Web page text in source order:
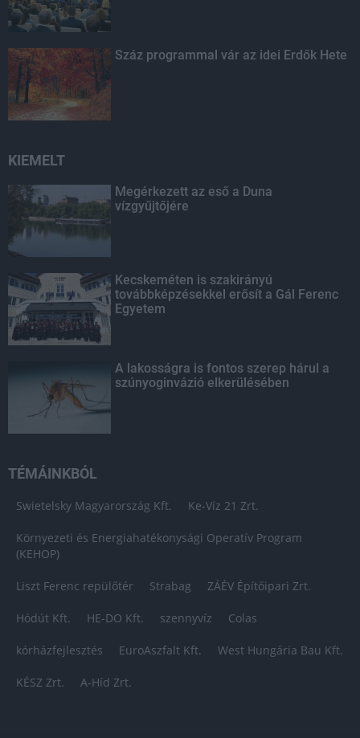
Száz programmal vár az idei Erdők Hete
KIEMELT
Megérkezett az eső a Duna
vízgyűjtőjére
Kecskeméten is szakirányú
továbbképzésekkel erősít a Gál Ferenc
Egyetem
A lakosságra is fontos szerep hárul a
szúnyoginvázió elkerülésében
TÉMÁINKBÓL
Swietelsky Magyarország Kft. Ke-Víz 21 Zrt.
Környezeti és Energiahatékonysági Operatív Program
(KEHOP)
Liszt Ferenc repülőtér Strabag ZÁÉV Építőipari Zrt.
Hódút Kft. HE-DO Kft. szennyvíz Colas
kórházfejlesztés EuroAszfalt Kft. West Hungária Bau Kft.
KÉSZ Zrt. A-Híd Zrt.